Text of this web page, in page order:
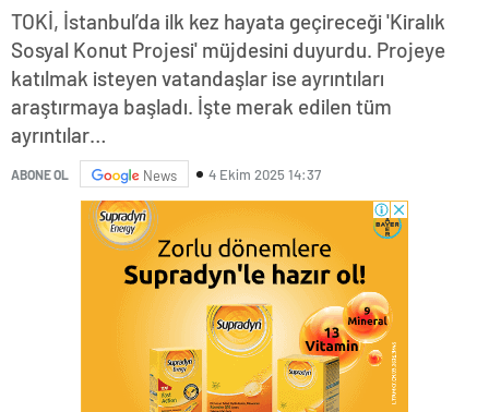
TOKİ, İstanbul’da ilk kez hayata geçireceği 'Kiralık
Sosyal Konut Projesi' müjdesini duyurdu. Projeye
katılmak isteyen vatandaşlar ise ayrıntıları
araştırmaya başladı. İşte merak edilen tüm
ayrıntılar…
ABONE OL News 4 Ekim 2025 14:37